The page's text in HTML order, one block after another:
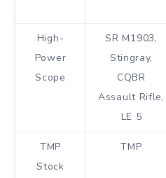
High-
Power
Scope
SR M1903,
Stingray,
CQBR
Assault Rifle,
LE 5
TMP
Stock
TMP